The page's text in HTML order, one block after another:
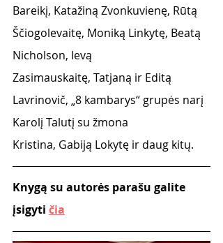
Bareikį, Katažiną Zvonkuvienę, Rūtą
Ščiogolevaitę, Moniką Linkytę, Beatą
Nicholson, Ievą
Zasimauskaitę, Tatjaną ir Editą
Lavrinovič, „8 kambarys“ grupės narį
Karolį Talutį su žmona
Kristina, Gabiją Lokytę ir daug kitų.
Knygą su autorės parašu galite
įsigyti čia